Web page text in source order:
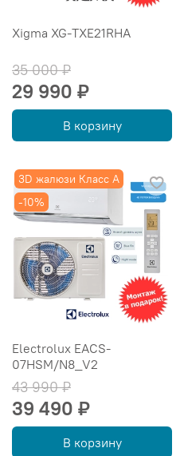
Xigma XG-TXE21RHA
35 000 ₽
29 990 ₽
В корзину
3D жалюзи Класс А
-10%
Electrolux EACS-
07HSM/N8_V2
43 990 ₽
39 490 ₽
В корзину